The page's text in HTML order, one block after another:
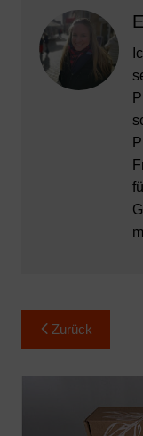
Zurück